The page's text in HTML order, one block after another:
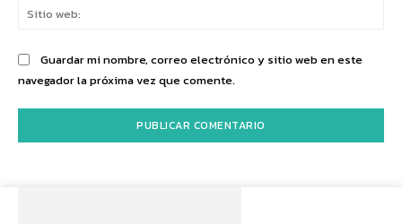
Guardar mi nombre, correo electrónico y sitio web en este
navegador la próxima vez que comente.